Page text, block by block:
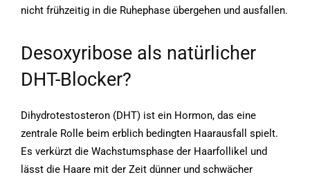
nicht frühzeitig in die Ruhephase übergehen und ausfallen.
Desoxyribose als natürlicher
DHT-Blocker?
Dihydrotestosteron (DHT) ist ein Hormon, das eine
zentrale Rolle beim erblich bedingten Haarausfall spielt.
Es verkürzt die Wachstumsphase der Haarfollikel und
lässt die Haare mit der Zeit dünner und schwächer